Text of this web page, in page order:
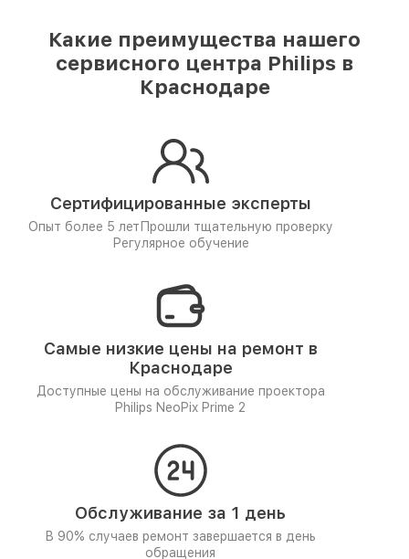
Какие преимущества нашего
сервисного центра Philips в
Краснодаре
Сертифицированные эксперты
Опыт более 5 лет Прошли тщательную проверку
Регулярное обучение
Самые низкие цены на ремонт в
Краснодаре
Доступные цены на обслуживание проектора
Philips NeoPix Prime 2
Обслуживание за 1 день
В 90% случаев ремонт завершается в день
обращения